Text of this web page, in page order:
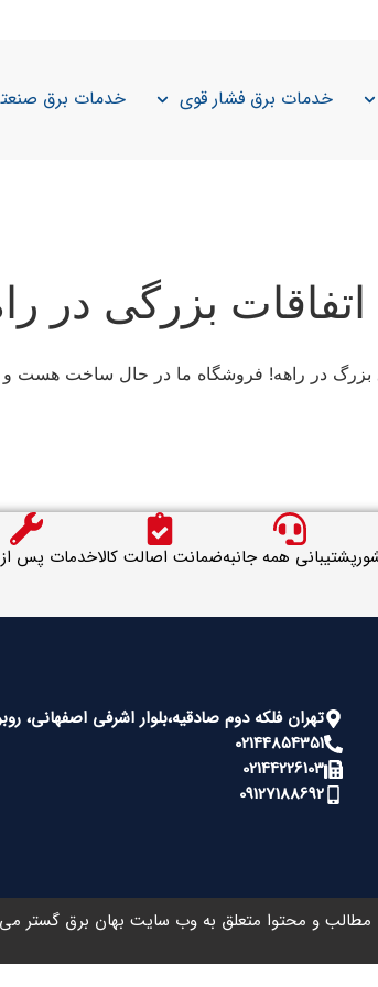
خدمات برق فشار قوی خدمات برق
اتفاقات بزرگی در
بزرگ در راهه! فروشگاه ما در حال ساخت هست و
پشتیبانی همه جانبهضمانت اصالت کالاخدمات پس
تهران فلکه دوم صادقیه،بلوار اشرفی اصفهانی،
02144854351
02144226103
09127188692
مطالب و محتوا متعلق به وب سایت بهان برق گستر